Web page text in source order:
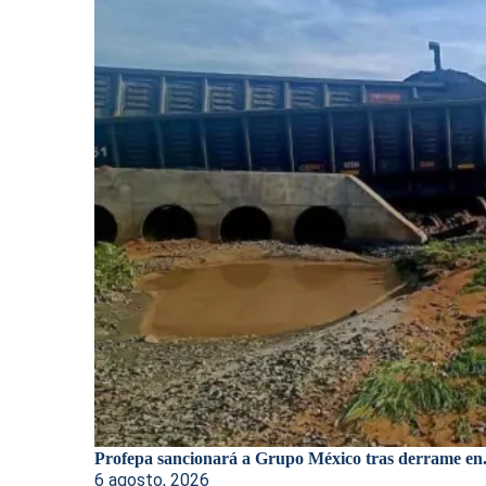
Profepa sancionará a Grupo México tras derrame
6 agosto, 2026